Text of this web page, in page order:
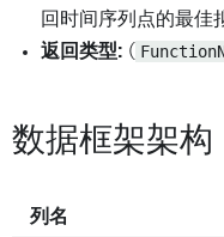
回时间序列点的最佳
返回类型: (
数据框架架构
列名